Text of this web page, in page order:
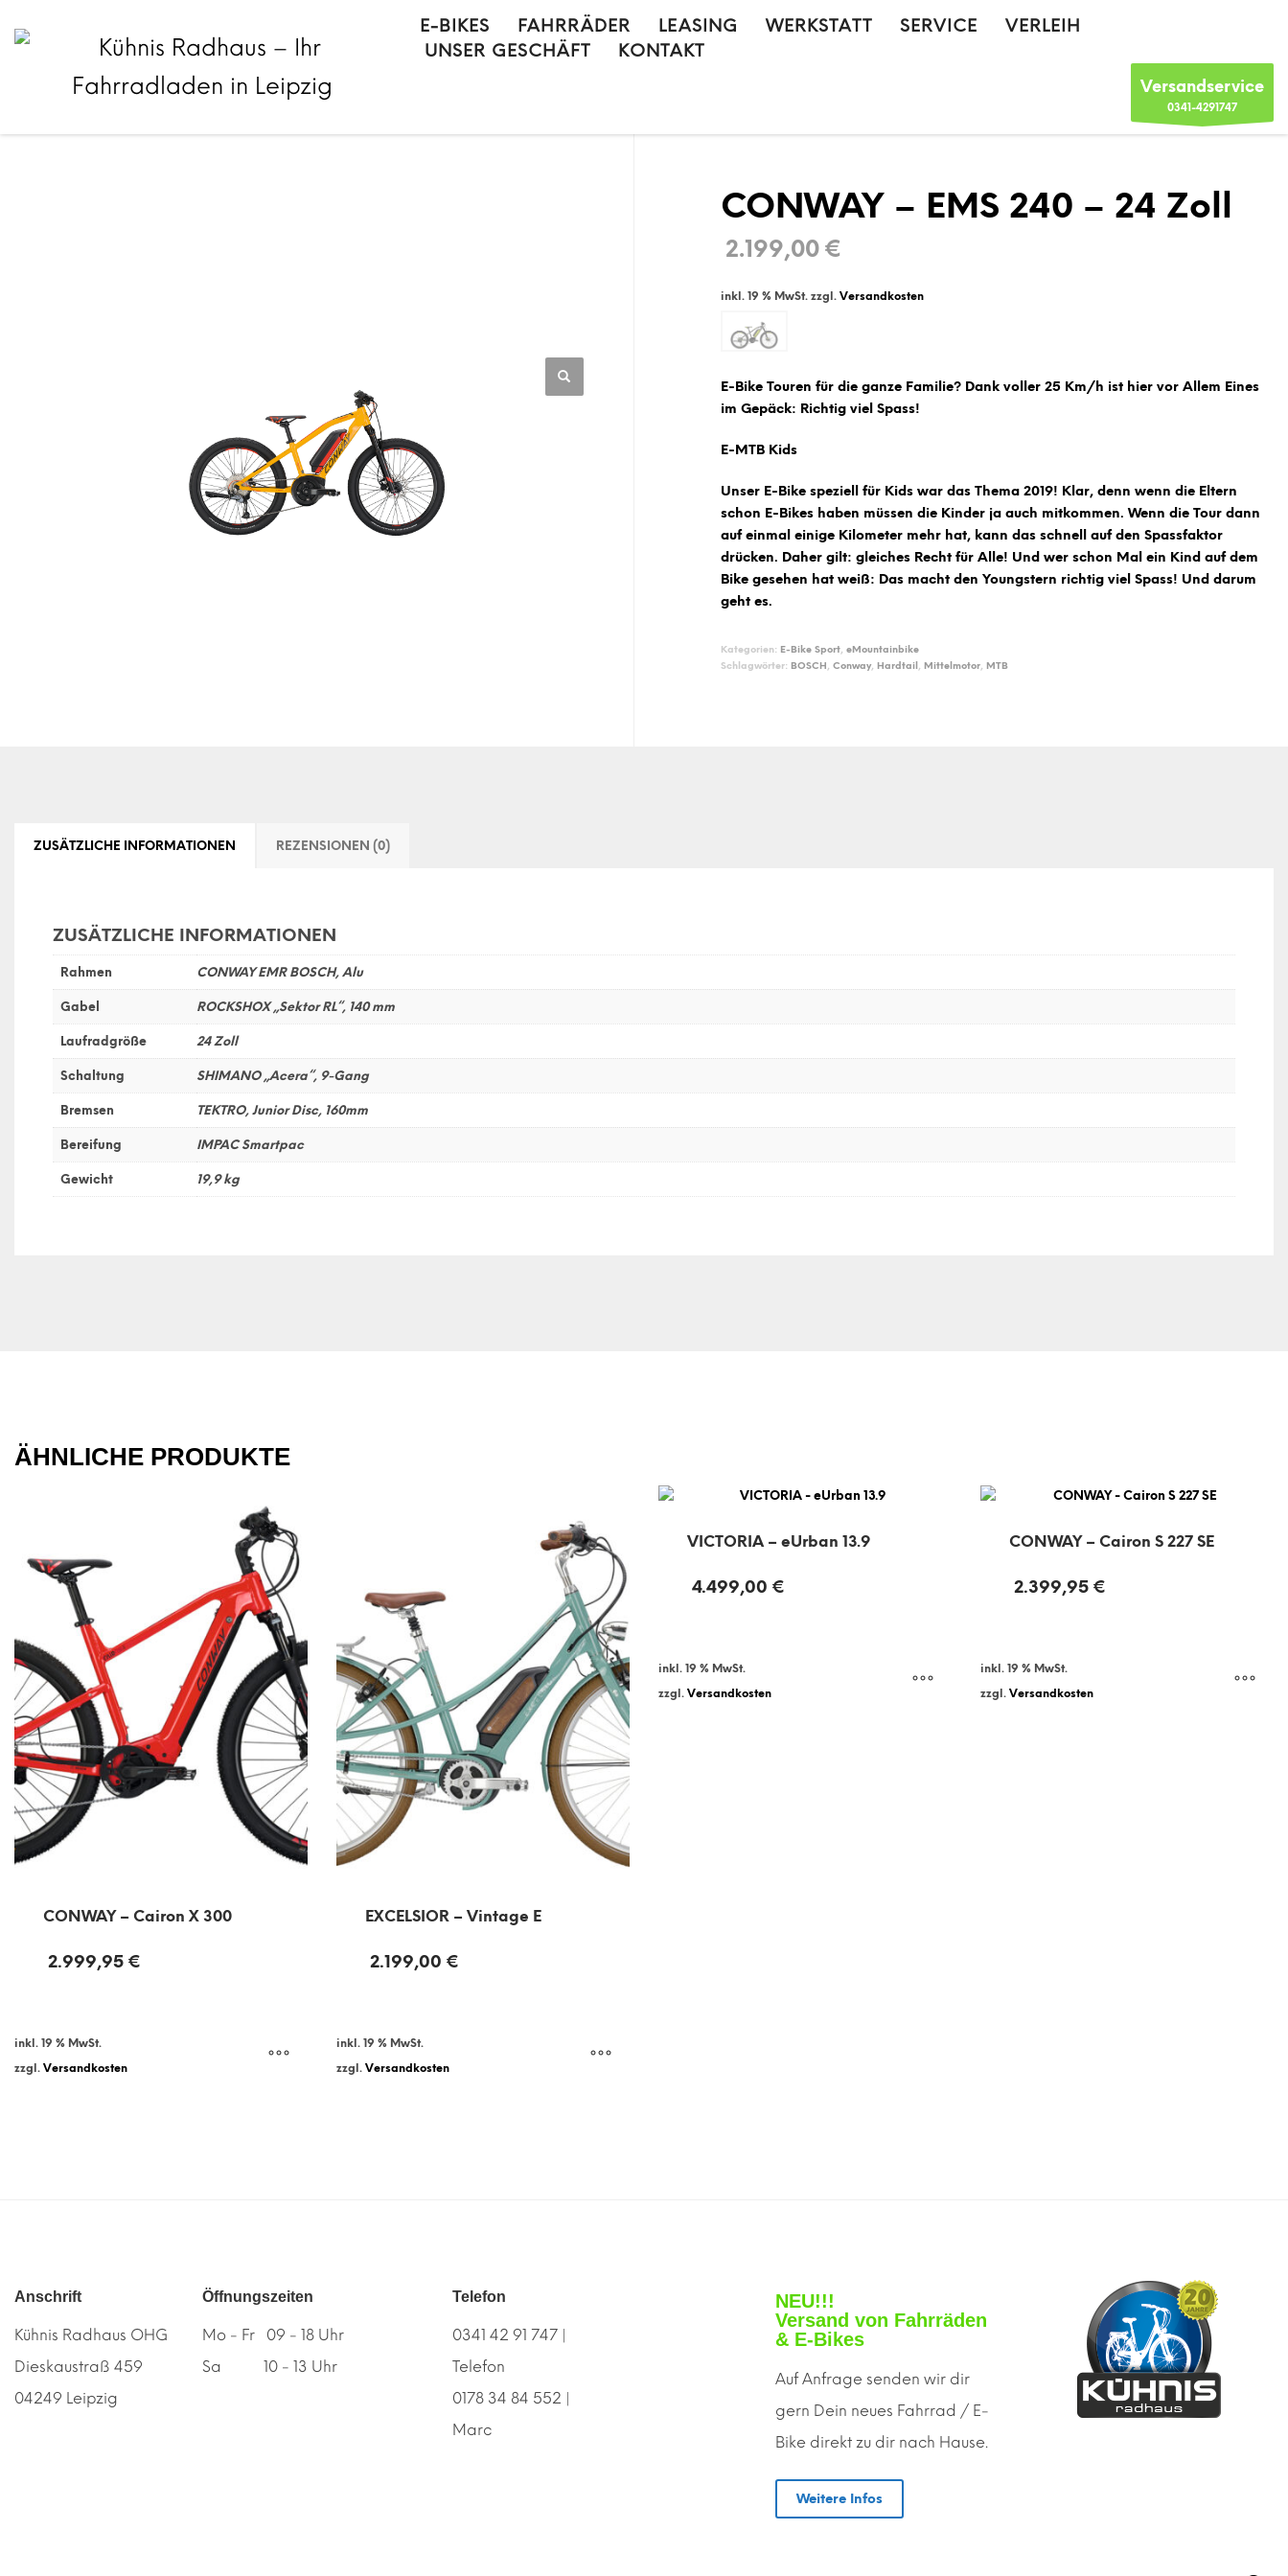
E-BIKES FAHRRÄDER LEASING WERKSTATT SERVICE
VERLEIH
UNSER GESCHÄFT
KONTAKT
Versandservice
0341-4291747
CONWAY – EMS 240 – 24 Zoll
2.199,00 €
inkl. 19 % MwSt. zzgl. Versandkosten
E-Bike Touren für die ganze Familie? Dank voller 25 Km/h ist hier vor Allem Eines
im Gepäck: Richtig viel Spass!
E-MTB Kids
Unser E-Bike speziell für Kids war das Thema 2019! Klar, denn wenn die Eltern
schon E-Bikes haben müssen die Kinder ja auch mitkommen. Wenn die Tour dann
auf einmal einige Kilometer mehr hat, kann das schnell auf den Spassfaktor
drücken. Daher gilt: gleiches Recht für Alle! Und wer schon Mal ein Kind auf dem
Bike gesehen hat weiß: Das macht den Youngstern richtig viel Spass! Und darum
geht es.
Kategorien: E-Bike Sport, eMountainbike
Schlagwörter: BOSCH, Conway, Hardtail , Mittelmotor, MTB
ZUSÄTZLICHE INFORMATIONEN REZENSIONEN (0)
ZUSÄTZLICHE INFORMATIONEN
Rahmen CONWAY EMR BOSCH, Alu
Gabel ROCKSHOX „Sektor RL“, 140 mm
Laufradgröße 24 Zoll
Schaltung SHIMANO „Acera“, 9-Gang
Bremsen TEKTRO, Junior Disc, 160mm
Bereifung IMPAC Smartpac
Gewicht 19,9 kg
ÄHNLICHE PRODUKTE
CONWAY – Cairon X 300
2.999,95 €
inkl. 19 % MwSt.
zzgl. Versandkosten
EXCELSIOR – Vintage E
2.199,00 €
inkl. 19 % MwSt.
zzgl. Versandkosten
VICTORIA – eUrban 13.9
4.499,00 €
inkl. 19 % MwSt.
zzgl. Versandkosten
CONWAY – Cairon S 227 SE
2.399,95 €
inkl. 19 % MwSt.
zzgl. Versandkosten
Anschrift
Kühnis Radhaus OHG
Dieskaustraß 459
04249 Leipzig
Öffnungszeiten
Mo - Fr 09 - 18 Uhr
Sa 10 - 13 Uhr
Telefon
0341 42 91 747 |
Telefon
0178 34 84 552 |
Marc
NEU!!!
Versand von Fahrräden
& E-Bikes
Auf Anfrage senden wir dir
gern Dein neues Fahrrad / E-
Bike direkt zu dir nach Hause.
Weitere Infos